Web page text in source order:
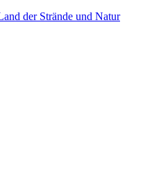
der Strände und Natur